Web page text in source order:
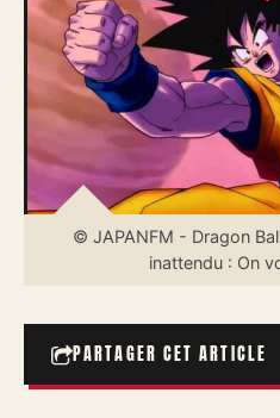
© JAPANFM - Dragon
inattendu : On
PARTAGER CET ARTICLE